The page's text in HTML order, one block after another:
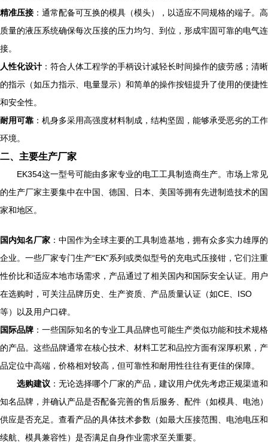
精准压接 ：通常配备可互换的模具（模头），以适应不同规格的端子。高
质量的液压系统确保每次压接的压力均匀、到位，形成牢固可靠的电气连
接。
人性化设计 ：符合人体工程学的手柄设计减轻长时间操作的疲劳感；清晰
的指示（如压力指示、电量显示）和简单的操作按钮提升了使用的便捷性
和安全性。
耐用可靠 ：机身多采用高强度材料制成，结构坚固，能够承受恶劣的工作
环境。
二、主要生产厂家
EK354这一型号可能由多家专业的电工工具制造商生产。市场上常见
的生产厂家主要集中在中国、德国、日本、美国等拥有先进制造技术的国
家和地区。
国内知名厂家 ：中国作为全球主要的工具制造基地，拥有众多实力雄厚的
企业。一些厂家专门生产“EK”系列或类似型号的充电式压接钳，它们注重
性价比和适应本地市场需求，产品通过了相关国内和国际安全认证。用户
在选购时，可关注品牌历史、生产资质、产品质量认证（如CE、ISO
等）以及用户口碑。
国际品牌 ：一些国际知名的专业工具品牌也可能生产类似功能和技术规格
的产品。这些品牌通常在核心技术、材料工艺和品控方面有深厚积累，产
品定位中高端，价格相对较高，但可靠性和耐用性往往有更佳的保障。
选购建议 ：无论选择哪个厂家的产品，建议用户优先考虑正规渠道和
知名品牌，并确认产品是否配备完善的售后服务、配件（如模具、电池）
供应是否充足。查看产品的具体技术参数（如最大压接范围、电池电压和
续航、模具兼容性）是否满足自身作业需求至关重要。